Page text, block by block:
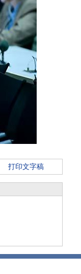
打印文字稿